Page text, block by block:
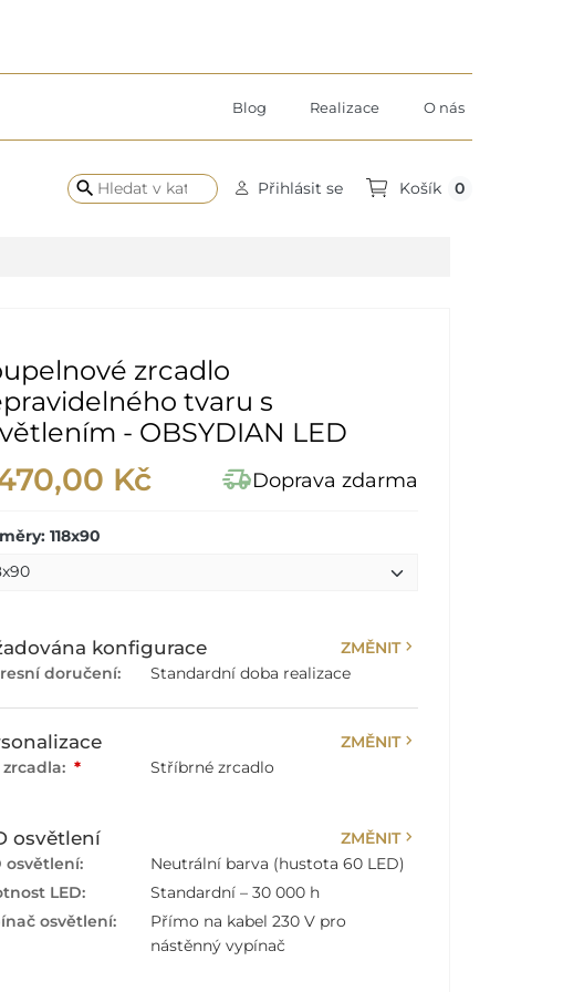
Blog Realizace O nás
search Přihlásit se Košík 0
zrcadlo
tvaru s
- OBSYDIAN LED
Kč delivery_truck_speedDoprava zdarma
118x90
konfigurace ZMĚNITchevron_right
doručení: Standardní doba realizace
ZMĚNITchevron_right
zrcadla: * Stříbrné zrcadlo
osvětlení ZMĚNITchevron_right
osvětlení:
Neutrální barva (hustota 60 LED)
LED:
Standardní – 30 000 h
osvětlení:
Přímo na kabel 230 V pro
nástěnný vypínač